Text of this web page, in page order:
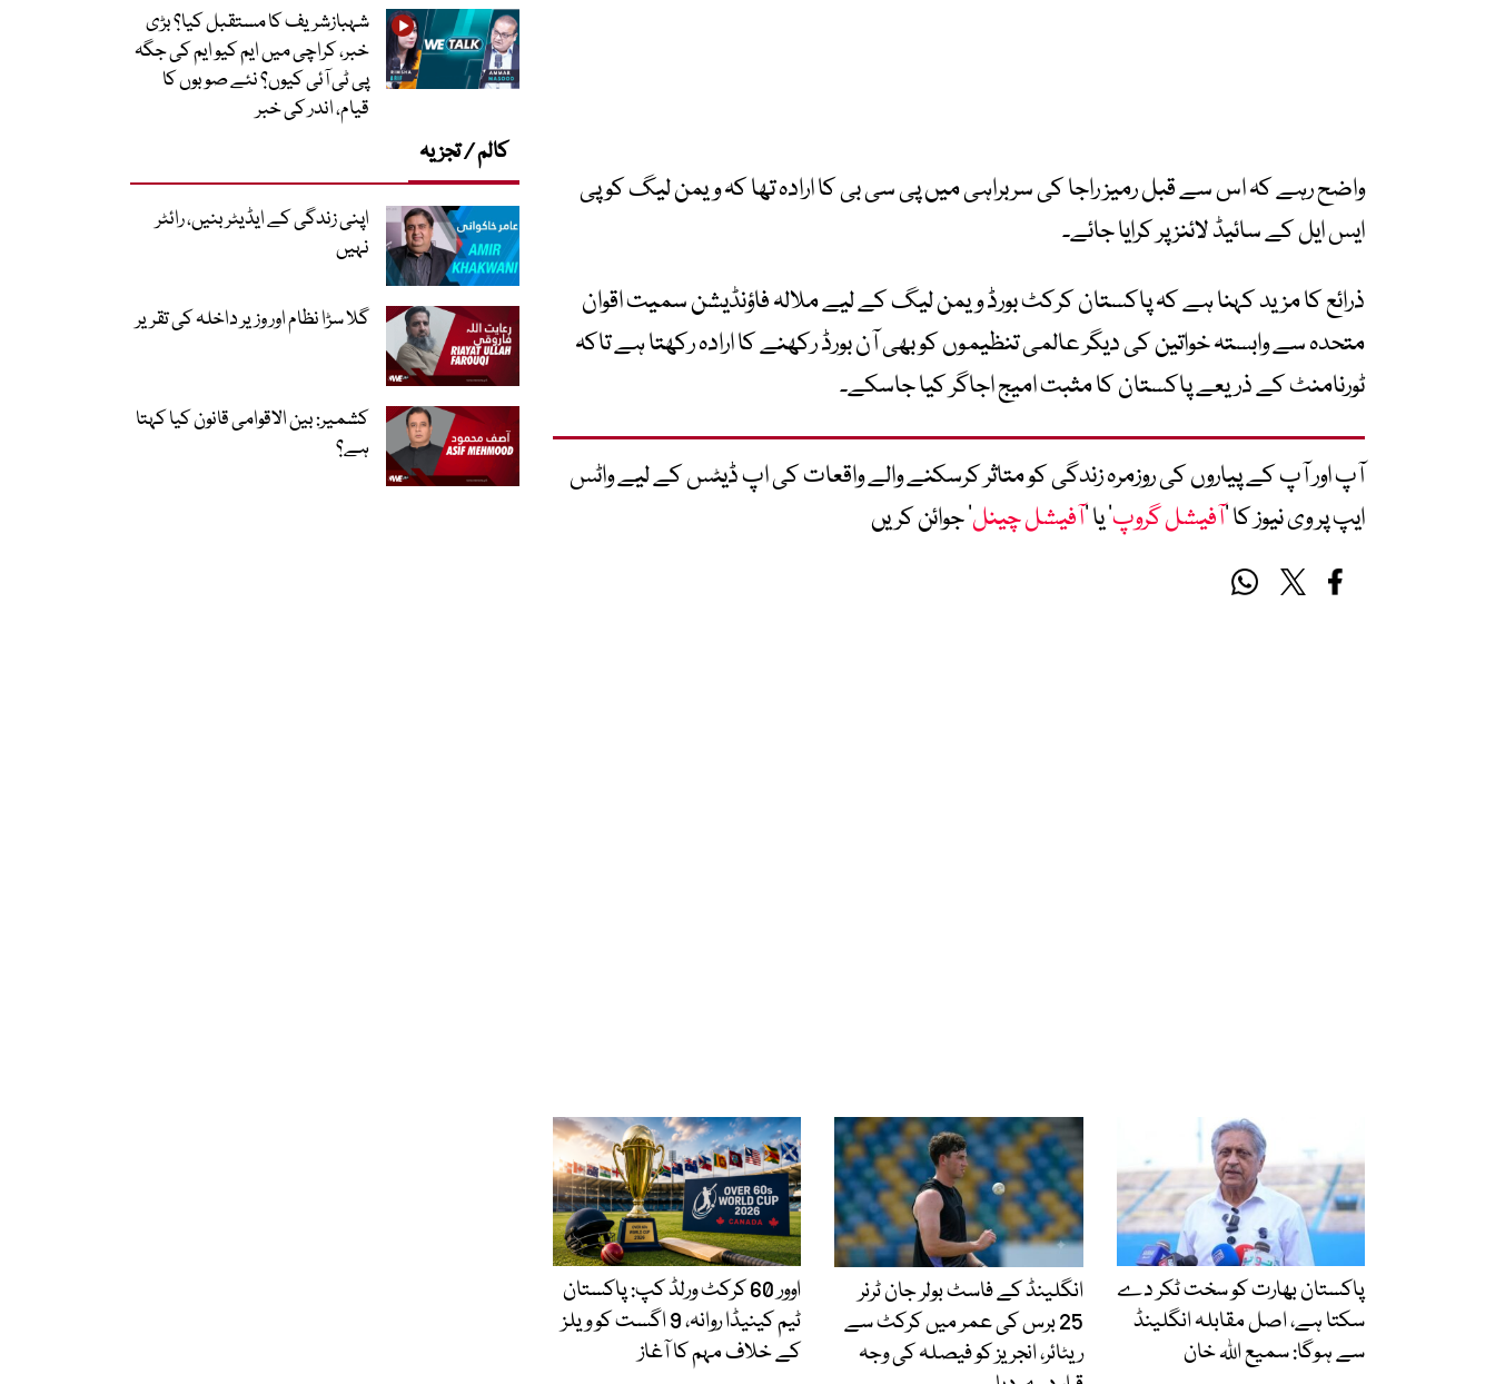
واضح رہے کہ اس سے قبل رمیز راجا کی سربراہی میں پی سی بی کا ارادہ تھا کہ ویمن لیگ کو پی
ایس ایل کے سائیڈ لائنز پر کرایا جائے۔
ذرائع کا مزید کہنا ہے کہ پاکستان کرکٹ بورڈ ویمن لیگ کے لیے ملالہ فاؤنڈیشن سمیت اقوان
متحدہ سے وابستہ خواتین کی دیگر عالمی تنظیموں کو بھی آن بورڈ رکھنے کا ارادہ رکھتا ہے تاکہ
ٹورنامنٹ کے ذریعے پاکستان کا مثبت امیج اجاگر کیا جاسکے۔
آپ اور آپ کے پیاروں کی روزمرہ زندگی کو متاثر کرسکنے والے واقعات کی اپ ڈیٹس کے لیے واٹس
ایپ پر وی نیوز کا ’آفیشل گروپ‘ یا ’آفیشل چینل‘ جوائن کریں
پاکستان بھارت کو سخت ٹکر دے
سکتا ہے، اصل مقابلہ انگلینڈ
سے ہوگا: سمیع اللہ خان
انگلینڈ کے فاسٹ بولر جان ٹرنر
25 برس کی عمر میں کرکٹ سے
ریٹائر، انجریز کو فیصلہ کی وجہ
اوور 60 کرکٹ ورلڈ کپ: پاکستان
ٹیم کینیڈا روانہ، 9 اگست کو ویلز
کے خلاف مہم کا آغاز
شہبازشریف کا مستقبل کیا؟ بڑی
خبر، کراچی میں ایم کیو ایم کی جگہ
پی ٹی آئی کیوں؟ نئے صوبوں کا
قیام، اندر کی خبر
کالم / تجزیہ
اپنی زندگی کے ایڈیٹر بنیں، رائٹر
نہیں
گلا سڑا نظام اور وزیر داخلہ کی تقریر
کشمیر: بین الاقوامی قانون کیا کہتا
ہے؟